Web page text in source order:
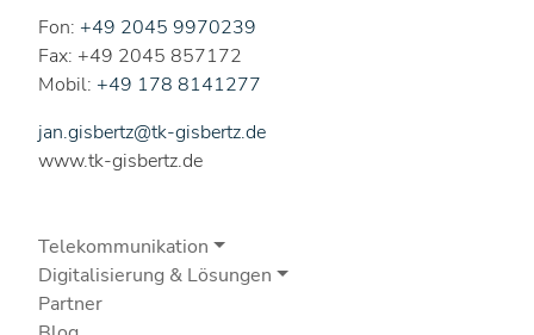
Fon: +49 2045 9970239
Fax: +49 2045 857172
Mobil: +49 178 8141277
jan.gisbertz@tk-gisbertz.de
www.tk-gisbertz.de
Telekommunikation
Digitalisierung & Lösungen
Partner